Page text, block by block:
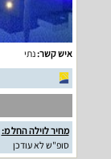
איש קשר:נתי
מחיר לוילה החל מ:
סופ"ש לא עודכן